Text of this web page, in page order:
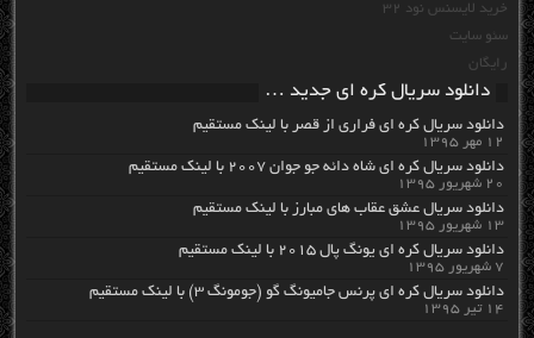
خرید لایسنس نود 32
سئو سایت
رایگان
دانلود سریال کره ای جدید …
دانلود سریال کره ای فراری از قصر با لینک مستقیم
۱۲ مهر ۱۳۹۵
دانلود سریال کره ای شاه دائه جو جوان ۲۰۰۷ با لینک مستقیم
۲۰ شهریور ۱۳۹۵
دانلود سریال عشق عقاب های مبارز با لینک مستقیم
۱۳ شهریور ۱۳۹۵
دانلود سریال کره ای یونگ پال ۲۰۱۵ با لینک مستقیم
۷ شهریور ۱۳۹۵
دانلود سریال کره ای پرنس جامیونگ گو (جومونگ ۳) با لینک مستقیم
۱۴ تیر ۱۳۹۵